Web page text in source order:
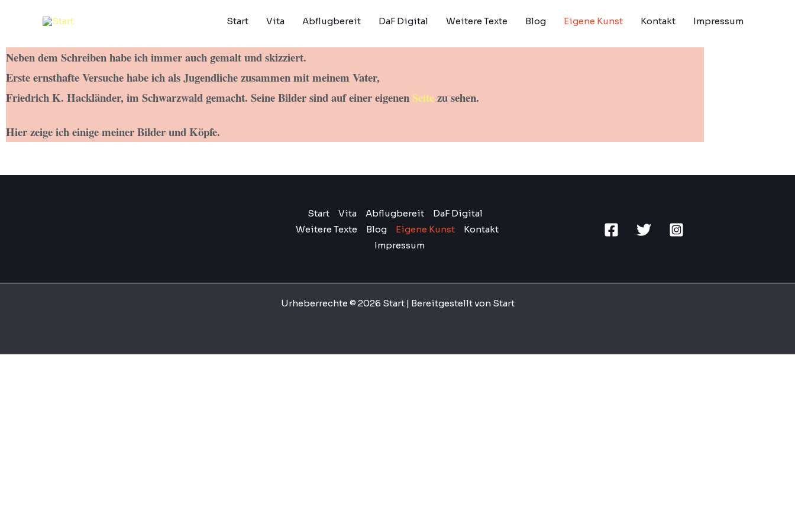
Start Vita Abflugbereit DaF Digital Weitere Texte Blog Eigene Kunst Kontakt Impressum
Neben dem Schreiben habe ich immer auch gemalt und skizziert.
Erste ernsthafte Versuche habe ich als Jugendliche zusammen mit meinem Vater,
Friedrich K. Hackländer, im Schwarzwald gemacht. Seine Bilder sind aufeiner eigenenSeitezu sehen.
Hier zeige ich einige meiner Bilder und Köpfe.
Start Vita Abflugbereit
DaF Digital
Weitere Texte
Blog Eigene Kunst
Kontakt
Impressum
Urheberrechte © 2026 Start | Bereitgestellt von Start